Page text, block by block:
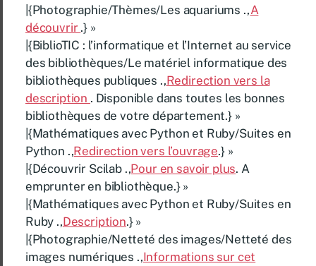
|{Photographie/Thèmes/Les aquariums .,A
découvrir .} »
|{BiblioTIC : l’informatique et l’Internet au service
des bibliothèques/Le matériel informatique des
bibliothèques publiques .,Redirection vers la
description . Disponible dans toutes les bonnes
bibliothèques de votre département.} »
|{Mathématiques avec Python et Ruby/Suites en
Python .,Redirection vers l’ouvrage.} »
|{Découvrir Scilab .,Pour en savoir plus. A
emprunter en bibliothèque.} »
|{Mathématiques avec Python et Ruby/Suites en
Ruby .,Description.} »
|{Photographie/Netteté des images/Netteté des
images numériques .,Informations sur cet